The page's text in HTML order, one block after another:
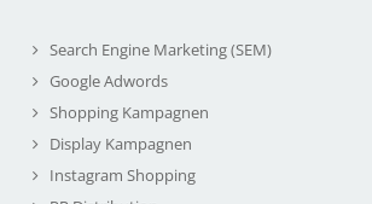
Search Engine Marketing (SEM)
Google Adwords
Shopping Kampagnen
Display Kampagnen
Instagram Shopping